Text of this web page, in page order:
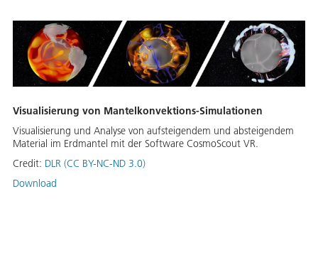
Visualisierung von Mantelkonvektions-Simulationen
Visualisierung und Analyse von aufsteigendem und absteigendem
Material im Erdmantel mit der Software CosmoScout VR.
Credit: DLR (CC BY-NC-ND 3.0)
Download